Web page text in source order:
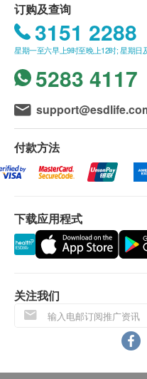
送货条款：
购买 HappyPaws 产
地免费送货服务。
HK$150运费。 (离岛
港岛、九龙及新界
2:00pm - 10:00pm )
马湾及愉景湾送货
后，星期一至六(
众假期休息。
后，星期一至六(
众假期休息。
我们将于确定订单后
讯号悬挂或黑色暴雨
会延迟。
所有订单须视乎相
认。倘若健康网购
订购及查询
3151 2288
星期一至六早上9时至晚上12时; 星期日
5283 4117
付款方法
下载应用程式
关注我们